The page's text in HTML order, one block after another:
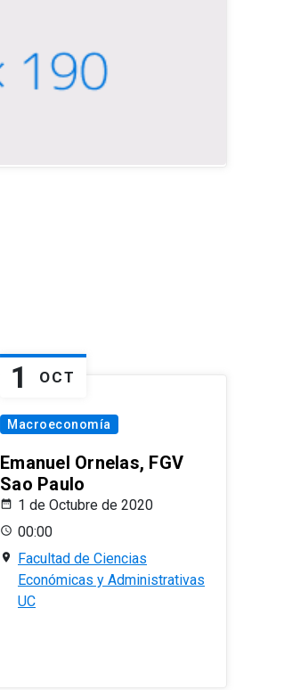
1 OCT
Macroeconomía
Emanuel Ornelas, FGV
Sao Paulo
1 de Octubre de 2020
00:00
Facultad de Ciencias
Económicas y Administrativas
UC